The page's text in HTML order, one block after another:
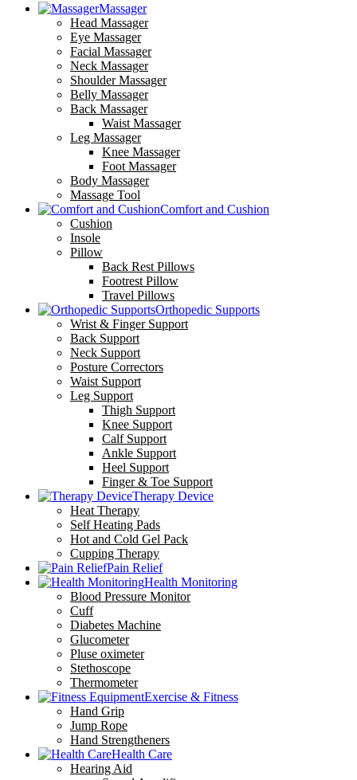
Massager
Head Massager
Eye Massager
Facial Massager
Neck Massager
Shoulder Massager
Belly Massager
Back Massager
Waist Massager
Leg Massager
Knee Massager
Foot Massager
Body Massager
Massage Tool
Comfort and Cushion
Cushion
Insole
Pillow
Back Rest Pillows
Footrest Pillow
Travel Pillows
Orthopedic Supports
Wrist & Finger Support
Back Support
Neck Support
Posture Correctors
Waist Support
Leg Support
Thigh Support
Knee Support
Calf Support
Ankle Support
Heel Support
Finger & Toe Support
Therapy Device
Heat Therapy
Self Heating Pads
Hot and Cold Gel Pack
Cupping Therapy
Pain Relief
Health Monitoring
Blood Pressure Monitor
Cuff
Diabetes Machine
Glucometer
Pluse oximeter
Stethoscope
Thermometer
Exercise & Fitness
Hand Grip
Jump Rope
Hand Strengtheners
Health Care
Hearing Aid